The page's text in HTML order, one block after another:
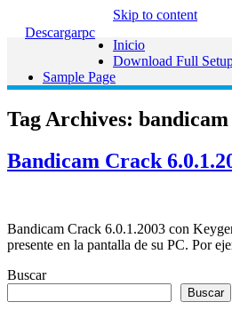
Descargarpc
Skip to content
Inicio
Download Full
Sample Page
Tag Archives:
Bandicam Crack
Bandicam Crack 6.0.1.2003 con
presente en la pantalla de su PC. Por
Buscar
Buscar